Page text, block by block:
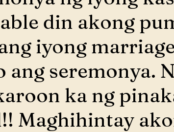
din akong
iyong
ang seremonya.
ka ng
Maghihintay